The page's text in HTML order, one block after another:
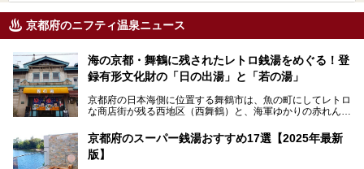
京都府のニフティ温泉ニュース
海の京都・舞鶴に残されたレトロ銭湯をめぐる！登
録有形文化財の「日の出湯」と「若の湯」
京都府の日本海側に位置する舞鶴市は、魚の町にしてレトロ
な商店街が残る西地区（西舞鶴）と、海軍ゆかりの赤れんが
ます。今回案内するのは西地区に今も残る2軒の銭湯「日の
出湯」と「若の湯」。いずれも国の登録有形文化財に指定さ
れた歴史ある建物でありながら、今も現役のお風呂屋さんで
京都府のスーパー銭湯おすすめ17選【2025年最新
版】